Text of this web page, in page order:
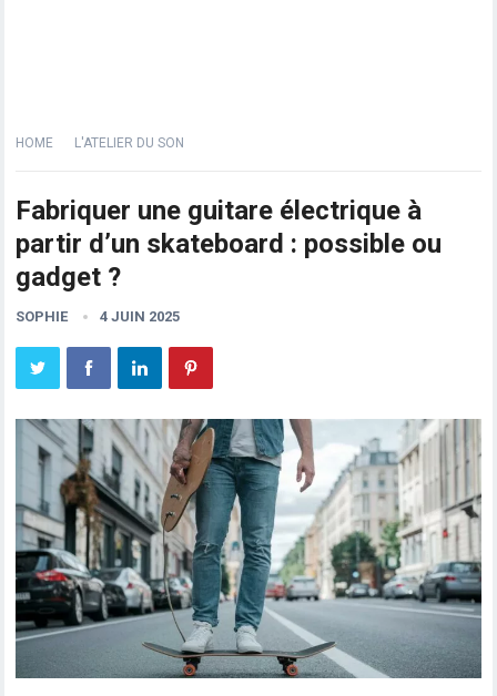
HOME L'ATELIER DU SON
Fabriquer une guitare électrique à
partir d’un skateboard : possible ou
gadget ?
SOPHIE 4 JUIN 2025